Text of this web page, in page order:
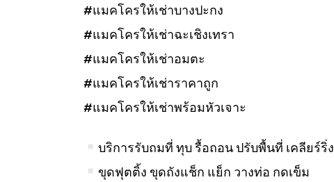
#แมคโครให้เช่าบางปะกง
#แมคโครให้เช่าฉะเชิงเทรา
#แมคโครให้เช่าอมตะ
#แมคโครให้เช่าราคาถูก
#แมคโครให้เช่าพร้อมหัวเจาะ
บริการรับถมที่ ทุบ รื้อถอน ปรับพื้นที่ เคลียร์ริ่ง
ขุดฟุตติ้ง ขุดถังแช็ก แย็ก วางท่อ กดเข็ม